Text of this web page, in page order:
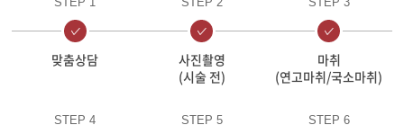
맞춤상담
사진촬영
(시술 전)
마취
(연고마취/국소마취)
STEP 4 STEP 5 STEP 6